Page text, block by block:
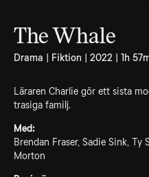
The Whale
Drama | Fiktion | 2022 | 1h
Läraren Charlie gör ett sista
trasiga familj.
Med:
Brendan Fraser, Sadie Sink,
Morton